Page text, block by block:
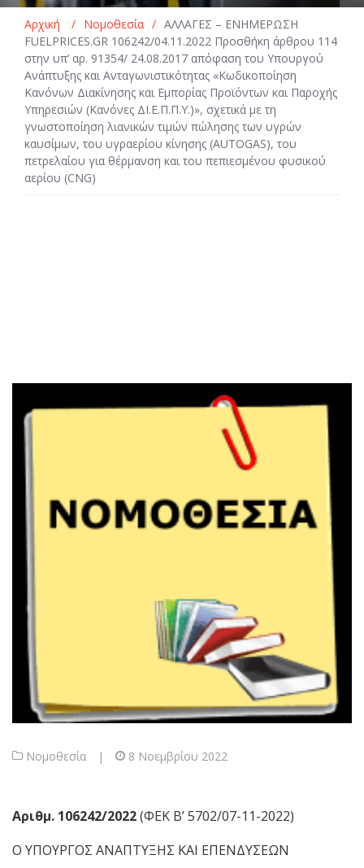
Αρχική / Νομοθεσία / ΑΛΛΑΓΕΣ – ΕΝΗΜΕΡΩΣΗ
FUELPRICES.GR 106242/04.11.2022 Προσθήκη άρθρου 114
στην υπ’ αρ. 91354/ 24.08.2017 απόφαση του Υπουργού
Ανάπτυξης και Ανταγωνιστικότητας «Κωδικοποίηση
Κανόνων Διακίνησης και Εμπορίας Προϊόντων και Παροχής
Υπηρεσιών (Κανόνες ΔΙ.Ε.Π.Π.Υ.)», σχετικά με τη
γνωστοποίηση λιανικών τιμών πώλησης των υγρών
καυσίμων, του υγραερίου κίνησης (AUTOGAS), του
πετρελαίου για θέρμανση και του πεπιεσμένου φυσικού
αερίου (CNG)
Νομοθεσία | 8 Νοεμβρίου 2022
Αριθμ. 106242/2022(ΦΕΚ Β’ 5702/07-11-2022)
Ο ΥΠΟΥΡΓΟΣ ΑΝΑΠΤΥΞΗΣ ΚΑΙ ΕΠΕΝΔΥΣΕΩΝ